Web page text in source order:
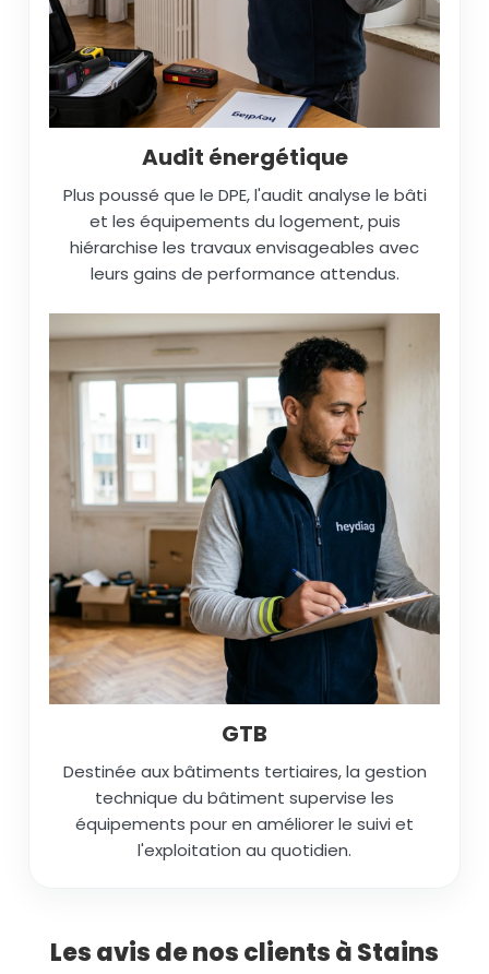
Audit énergétique
Plus poussé que le DPE, l'audit analyse le bâti
et les équipements du logement, puis
hiérarchise les travaux envisageables avec
leurs gains de performance attendus.
GTB
Destinée aux bâtiments tertiaires, la gestion
technique du bâtiment supervise les
équipements pour en améliorer le suivi et
l'exploitation au quotidien.
Les avis de nos clients à Stains